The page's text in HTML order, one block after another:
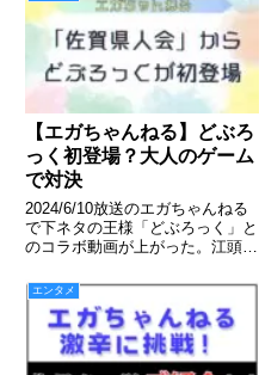
【エガちゃんねる】どぶろ
っく初登場？大人のゲーム
で対決
2024/6/10放送のエガちゃんねる
で下ネタの王様「どぶろっく」と
のコラボ動画が上がった。江頭
「エロ」の融合作品を画像付きで
ご紹介。
エンタメ